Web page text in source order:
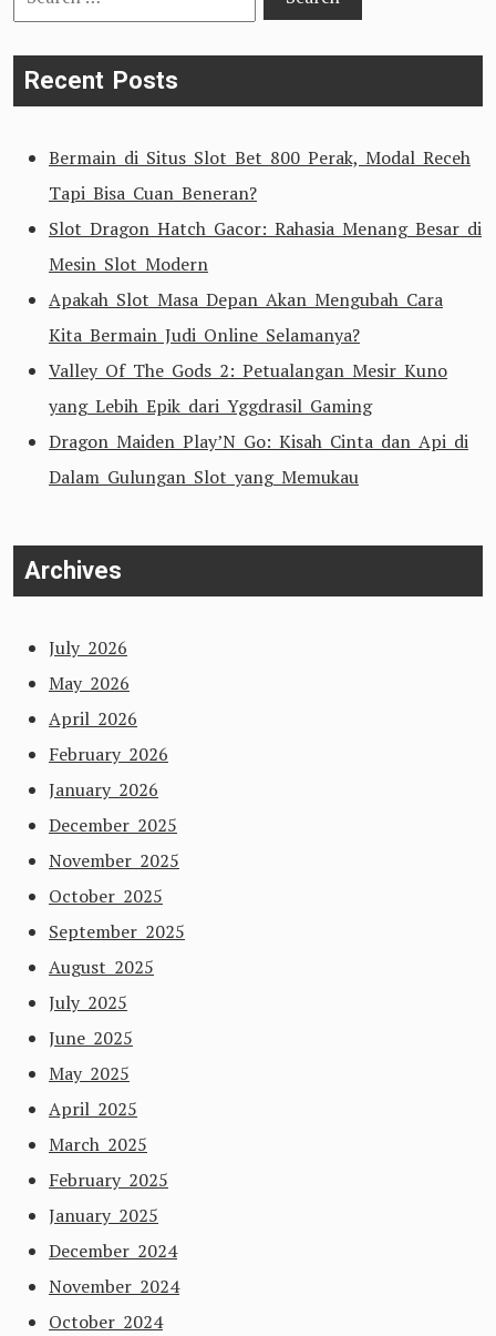
for:
Recent Posts
Bermain di Situs Slot Bet 800 Perak, Modal Receh
Tapi Bisa Cuan Beneran?
Slot Dragon Hatch Gacor: Rahasia Menang Besar di
Mesin Slot Modern
Apakah Slot Masa Depan Akan Mengubah Cara
Kita Bermain Judi Online Selamanya?
Valley Of The Gods 2: Petualangan Mesir Kuno
yang Lebih Epik dari Yggdrasil Gaming
Dragon Maiden Play’N Go: Kisah Cinta dan Api di
Dalam Gulungan Slot yang Memukau
Archives
July 2026
May 2026
April 2026
February 2026
January 2026
December 2025
November 2025
October 2025
September 2025
August 2025
July 2025
June 2025
May 2025
April 2025
March 2025
February 2025
January 2025
December 2024
November 2024
October 2024